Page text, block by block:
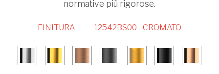
normative più rigorose.
FINITURA 12542BS00 - CROMATO